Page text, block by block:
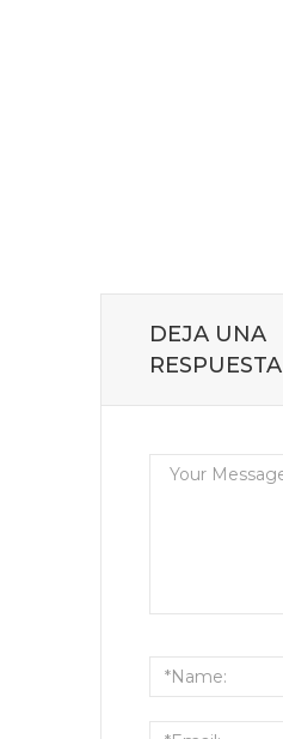
DEJA UNA
RESPUESTA